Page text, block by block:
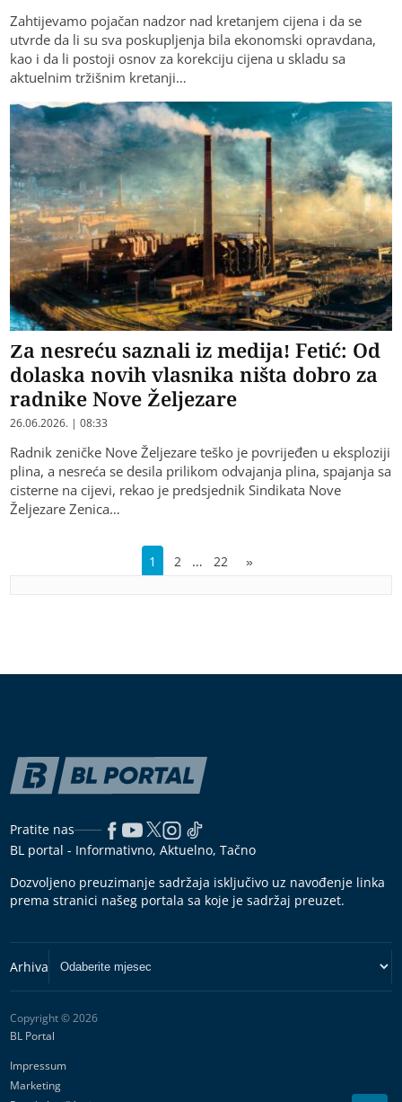
Zahtijevamo pojačan nadzor nad kretanjem cijena i da se
utvrde da li su sva poskupljenja bila ekonomski opravdana,
kao i da li postoji osnov za korekciju cijena u skladu sa
aktuelnim tržišnim kretanji…
Za nesreću saznali iz medija! Fetić: Od
dolaska novih vlasnika ništa dobro za
radnike Nove Željezare
26.06.2026. | 08:33
Radnik zeničke Nove Željezare teško je povrijeđen u eksploziji
plina, a nesreća se desila prilikom odvajanja plina, spajanja sa
cisterne na cijevi, rekao je predsjednik Sindikata Nove
Željezare Zenica…
1 2 … 22 »
Pratite nas
BL portal - Informativno, Aktuelno, Tačno
Dozvoljeno preuzimanje sadržaja isključivo uz navođenje linka
prema stranici našeg portala sa koje je sadržaj preuzet.
Copyright © 2026
BL Portal
Impressum
Marketing